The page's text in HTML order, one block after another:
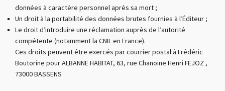
données à caractère personnel après sa mort ;
Un droit à la portabilité des données brutes fournies à l’Éditeur ;
Le droit d’introduire une réclamation auprès de l’autorité
compétente (notamment la CNIL en France).
Ces droits peuvent être exercés par courrier postal à Frédéric
Boutorine pour ALBANNE HABITAT, 63, rue Chanoine Henri FEJOZ ,
73000 BASSENS